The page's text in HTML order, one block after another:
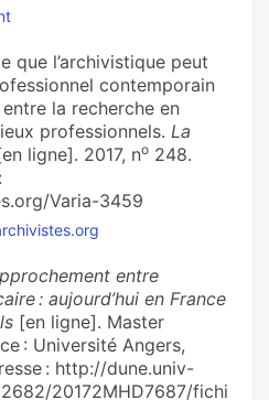
que l’archi­vis­ti­que peut
contem­po­rain
la recher­che en
pro­fes­sion­nels. La
ligne]. 2017, no 248.
Varia-3459
entre
: aujourd’hui en France
[en ligne]. Master
: Université Angers,
: http://dune.univ-
20172MHD7687/fichi